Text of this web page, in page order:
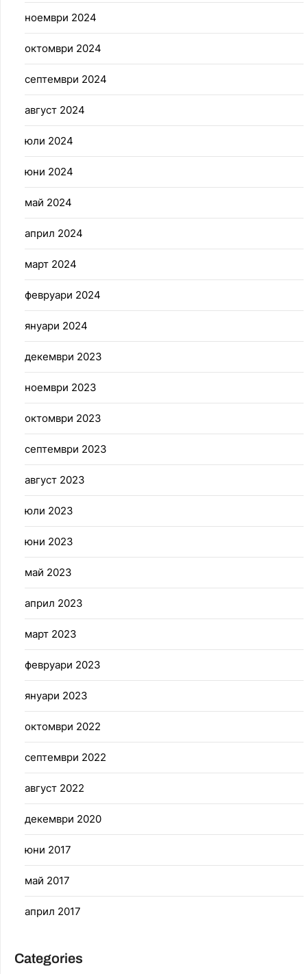
ноември 2024
октомври 2024
септември 2024
август 2024
юли 2024
юни 2024
май 2024
април 2024
март 2024
февруари 2024
януари 2024
декември 2023
ноември 2023
октомври 2023
септември 2023
август 2023
юли 2023
юни 2023
май 2023
април 2023
март 2023
февруари 2023
януари 2023
октомври 2022
септември 2022
август 2022
декември 2020
юни 2017
май 2017
април 2017
Categories